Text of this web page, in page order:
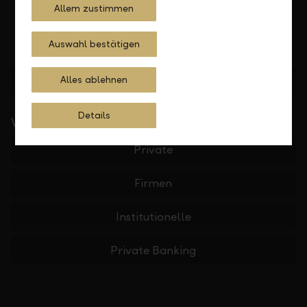
Standorte finden
Wichtige Links
Private
Firmen
Institutionelle
Private Banking
Allem zustimmen
Auswahl bestätigen
Alles ablehnen
Details